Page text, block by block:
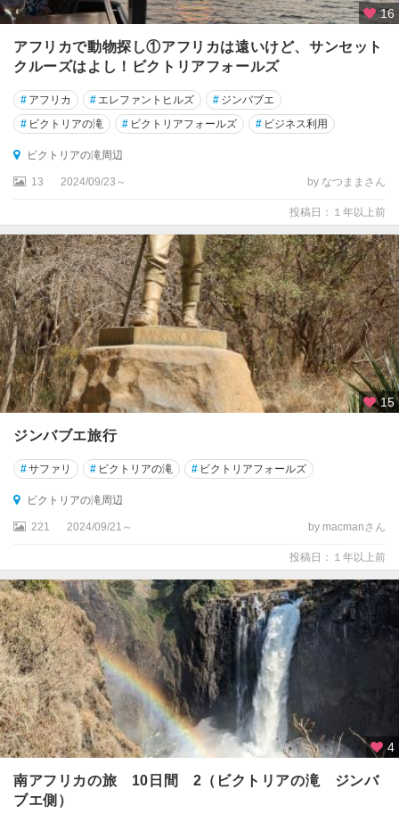
16
アフリカで動物探し①アフリカは遠いけど、サンセット
クルーズはよし！ビクトリアフォールズ
# アフリカ # エレファントヒルズ # ジンバブエ
# ビクトリアの滝 # ビクトリアフォールズ # ビジネス利用
ビクトリアの滝周辺
13 2024/09/23～ by なつままさん
投稿日：１年以上前
15
ジンバブエ旅行
#サファリ # ビクトリアの滝 # ビクトリアフォールズ
ビクトリアの滝周辺
221 2024/09/21～ by macmanさん
投稿日：１年以上前
4
南アフリカの旅 10日間 2（ビクトリアの滝 ジンバ
ブエ側）